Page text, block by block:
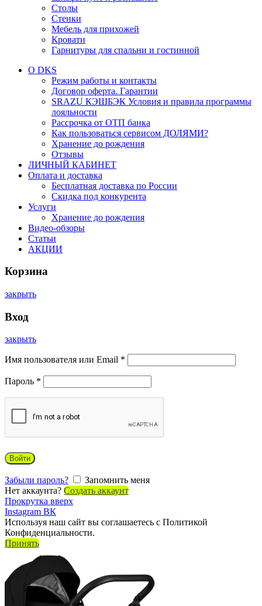
Столы
Стенки
Мебель для прихожей
Кровати
Гарнитуры для спальни и гостинной
О DKS
Режим работы и контакты
Договор оферта. Гарантии
SRAZU КЭШБЭК Условия и правила программы
лояльности
Рассрочка от ОТП банка
Как пользоваться сервисом ДОЛЯМИ?
Хранение до рождения
Отзывы
ЛИЧНЫЙ КАБИНЕТ
Оплата и доставка
Бесплатная доставка по России
Скидка под конкурента
Услуги
Хранение до рождения
Видео-обзоры
Статьи
АКЦИИ
Корзина
закрыть
Вход
закрыть
Имя пользователя или Email *
Пароль *
Войти
Забыли пароль?
Запомнить меня
Нет аккаунта? Создать аккаунт
Прокрутка вверх
Instagram ВК
Используя наш сайт вы соглашаетесь с Политикой
Конфиденциальности.
Принять